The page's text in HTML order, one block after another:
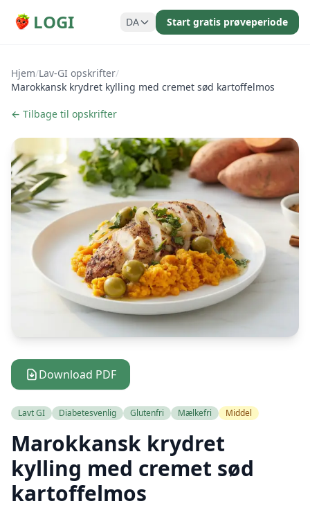
LOGI DA Start gratis prøveperiode
Hjem/Lav-GI opskrifter/
Marokkansk krydret kylling med cremet sød kartoffelmos
← Tilbage til opskrifter
Download PDF
Lavt GI Diabetesvenlig Glutenfri Mælkefri Middel
Marokkansk krydret
kylling med cremet sød
kartoffelmos